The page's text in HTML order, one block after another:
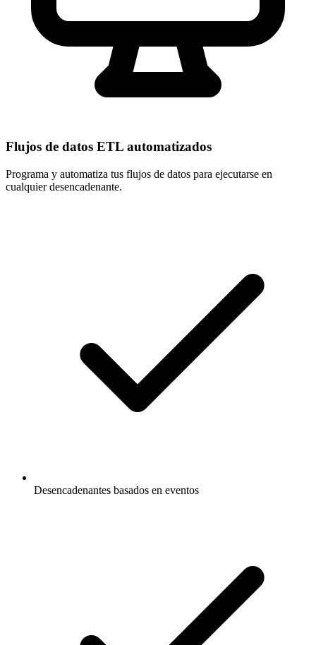
Flujos de datos ETL automatizados
Programa y automatiza tus flujos de datos para ejecutarse en
cualquier desencadenante.
Desencadenantes basados en eventos